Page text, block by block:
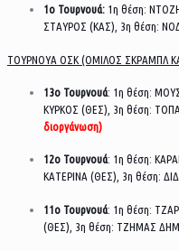
1ο Τουρνουά: 1η θέση:
ΣΤΑΥΡΟΣ (ΚΑΣ), 3η θέση:
ΤΟΥΡΝΟΥΑ ΟΣΚ (ΟΜΙΛΟΣ ΣΚΡΑΜΠΛ
13ο Τουρνουά: 1η θέση:
ΚΥΡΚΟΣ (ΘΕΣ), 3η θέση:
διοργάνωση)
12ο Τουρνουά: 1η θέση:
ΚΑΤΕΡΙΝΑ (ΘΕΣ), 3η θέση:
11ο Τουρνουά: 1η θέση:
(ΘΕΣ), 3η θέση: ΤΖΗΜΑΣ